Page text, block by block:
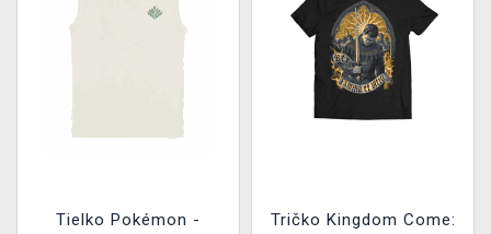
Tielko Pokémon -
Tričko Kingdom Come: